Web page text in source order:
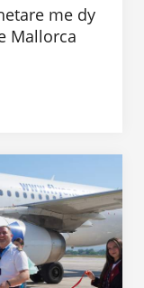
me dy
Mallorca